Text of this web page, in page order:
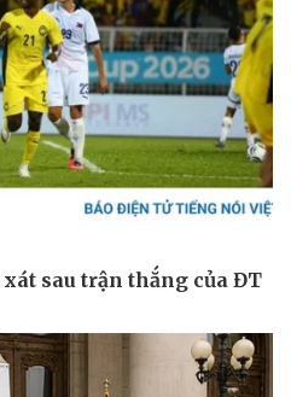
Quân sự - Quốc phòng
Vũ khí
Việt Nam
Phân tích